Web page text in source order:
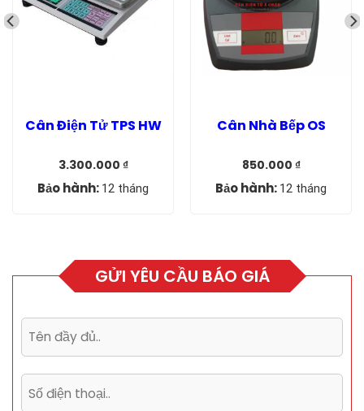
Cân Điện Tử TPS HW
Giá
gốc
là:
3.300.000 ₫
Giá
hiện
tại
Bảo hành: 12 tháng
Cân Nhà Bếp OS
Giá
gốc
là:
850.000 ₫
Giá
hiện
tại
Bảo hành: 12 tháng
GỬI YÊU CẦU BÁO GIÁ